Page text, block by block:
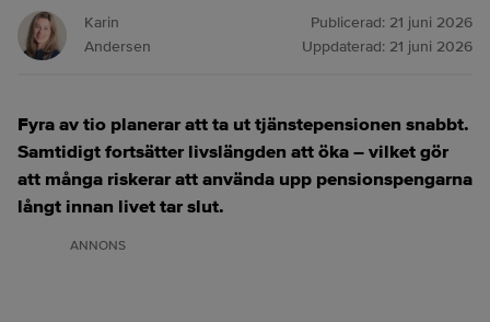
Karin
Andersen
Publicerad: 21 juni 2026
Uppdaterad: 21 juni 2026
Fyra av tio planerar att ta ut tjänstepensionen snabbt.
Samtidigt fortsätter livslängden att öka – vilket gör
att många riskerar attanvända upp pensionspengarna
långt innan livet tar slut.
ANNONS